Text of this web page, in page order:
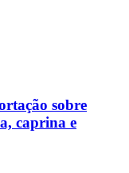
sobre
caprina e